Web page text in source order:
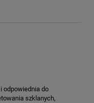
odpowiednia do
szklanych,